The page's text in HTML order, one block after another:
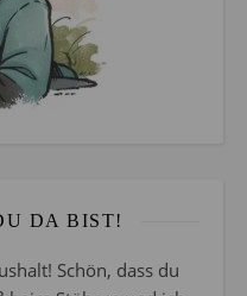
DA BIST!
Schön, dass du